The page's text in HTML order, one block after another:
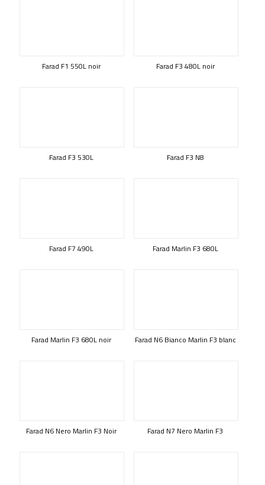
Farad F1 550L noir Farad F3 480L noir
Farad F3 530L Farad F3 N8
Farad F7 490L Farad Marlin F3 680L
Farad Marlin F3 680L noir Farad N6 Bianco Marlin F3 blanc
Farad N6 Nero Marlin F3 Noir Farad N7 Nero Marlin F3